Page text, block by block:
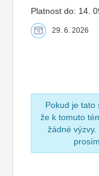
Platnost do: 14.
29. 6. 2026
Pokud je tato
že k tomuto
žádné
prosím